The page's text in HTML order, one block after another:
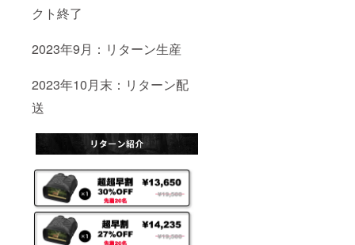
クト終了
2023年9月：リターン生産
2023年10月末：リターン配
送